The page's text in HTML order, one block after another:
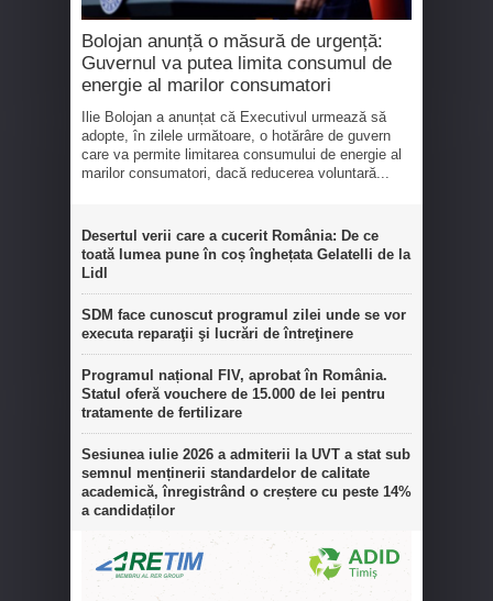
Bolojan anunță o măsură de urgență:
Guvernul va putea limita consumul de
energie al marilor consumatori
Ilie Bolojan a anunțat că Executivul urmează să
adopte, în zilele următoare, o hotărâre de guvern
care va permite limitarea consumului de energie al
marilor consumatori, dacă reducerea voluntară...
Desertul verii care a cucerit România: De ce
toată lumea pune în coș înghețata Gelatelli de la
Lidl
SDM face cunoscut programul zilei unde se vor
executa reparaţii şi lucrări de întreţinere
Programul național FIV, aprobat în România.
Statul oferă vouchere de 15.000 de lei pentru
tratamente de fertilizare
Sesiunea iulie 2026 a admiterii la UVT a stat sub
semnul menținerii standardelor de calitate
academică, înregistrând o creștere cu peste 14%
a candidaților